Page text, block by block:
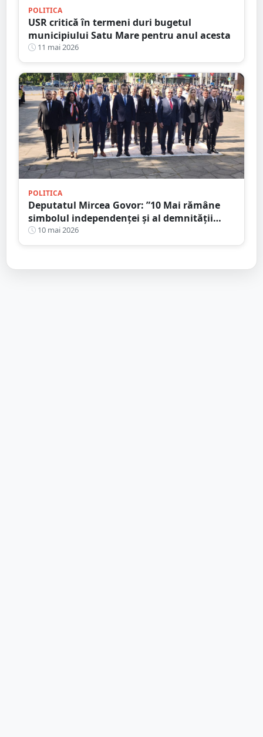
POLITICA
USR critică în termeni duri bugetul
municipiului Satu Mare pentru anul acesta
11 mai 2026
POLITICA
Deputatul Mircea Govor: ”10 Mai rămâne
simbolul independenței și al demnității
naționale”
10 mai 2026